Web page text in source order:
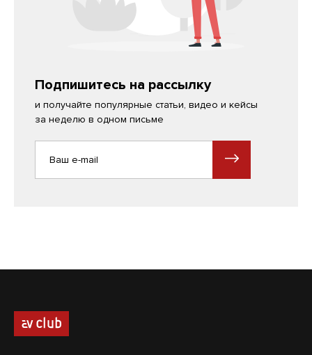
Подпишитесь на рассылку
и получайте популярные статьи, видео и кейсы
за неделю в одном письме